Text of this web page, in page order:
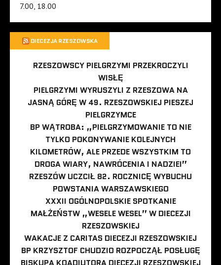
7.00, 18.00
DIECEZJA RZESZOWSKA
RZESZOWSCY PIELGRZYMI PRZEKROCZYLI
WISŁĘ
PIELGRZYMI WYRUSZYLI Z RZESZOWA NA
JASNĄ GÓRĘ W 49. RZESZOWSKIEJ PIESZEJ
PIELGRZYMCE
BP WĄTROBA: „PIELGRZYMOWANIE TO NIE
TYLKO POKONYWANIE KOLEJNYCH
KILOMETRÓW, ALE PRZEDE WSZYSTKIM TO
DROGA WIARY, NAWRÓCENIA I NADZIEI”
RZESZÓW UCZCIŁ 82. ROCZNICĘ WYBUCHU
POWSTANIA WARSZAWSKIEGO
XXXII OGÓLNOPOLSKIE SPOTKANIE
MAŁŻEŃSTW „WESELE WESEL” W DIECEZJI
RZESZOWSKIEJ
WAKACJE Z CARITAS DIECEZJI RZESZOWSKIEJ
BP KRZYSZTOF CHUDZIO ROZPOCZĄŁ POSŁUGĘ
BISKUPA KOADIUTORA DIECEZJI RZESZOWSKIEJ